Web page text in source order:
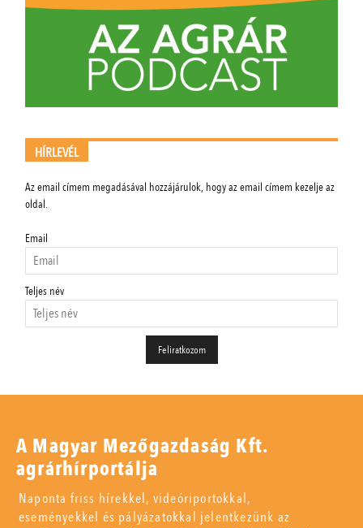
HÍRLEVÉL
Az email címem megadásával hozzájárulok, hogy az email címem kezelje az
oldal.
Email
Teljes név
A Magyar Mezőgazdaság Kft.
agrárhírportálja
Naponta friss hírekkel, videóriportokkal,
eseményekkel és pályázatokkal jelentkezünk az